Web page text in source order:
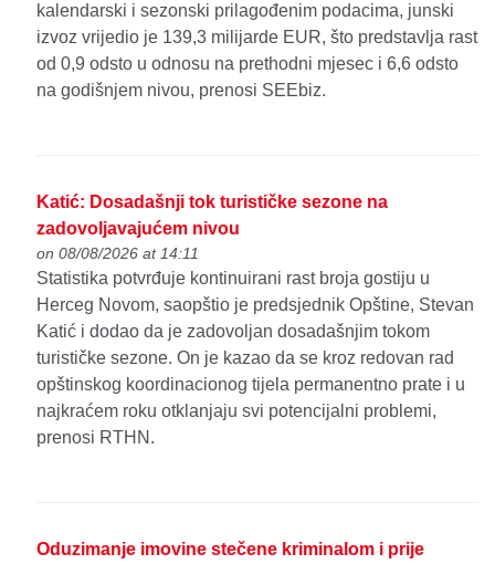
kalendarski i sezonski prilagođenim podacima, junski
izvoz vrijedio je 139,3 milijarde EUR, što predstavlja rast
od 0,9 odsto u odnosu na prethodni mjesec i 6,6 odsto
na godišnjem nivou, prenosi SEEbiz.
Katić: Dosadašnji tok turističke sezone na
zadovoljavajućem nivou
on 08/08/2026 at 14:11
Statistika potvrđuje kontinuirani rast broja gostiju u
Herceg Novom, saopštio je predsjednik Opštine, Stevan
Katić i dodao da je zadovoljan dosadašnjim tokom
turističke sezone. On je kazao da se kroz redovan rad
opštinskog koordinacionog tijela permanentno prate i u
najkraćem roku otklanjaju svi potencijalni problemi,
prenosi RTHN.
Oduzimanje imovine stečene kriminalom i prije